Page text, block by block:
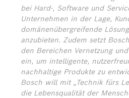
bei Hard-, Software und
Unternehmen in der Lage,
domänenübergreifende
anzubieten. Zudem setzt
den Bereichen Vernetzung
ein, um intelligente,
nachhaltige Produkte zu
Bosch will mit „Technik fürs
die Lebensqualität der